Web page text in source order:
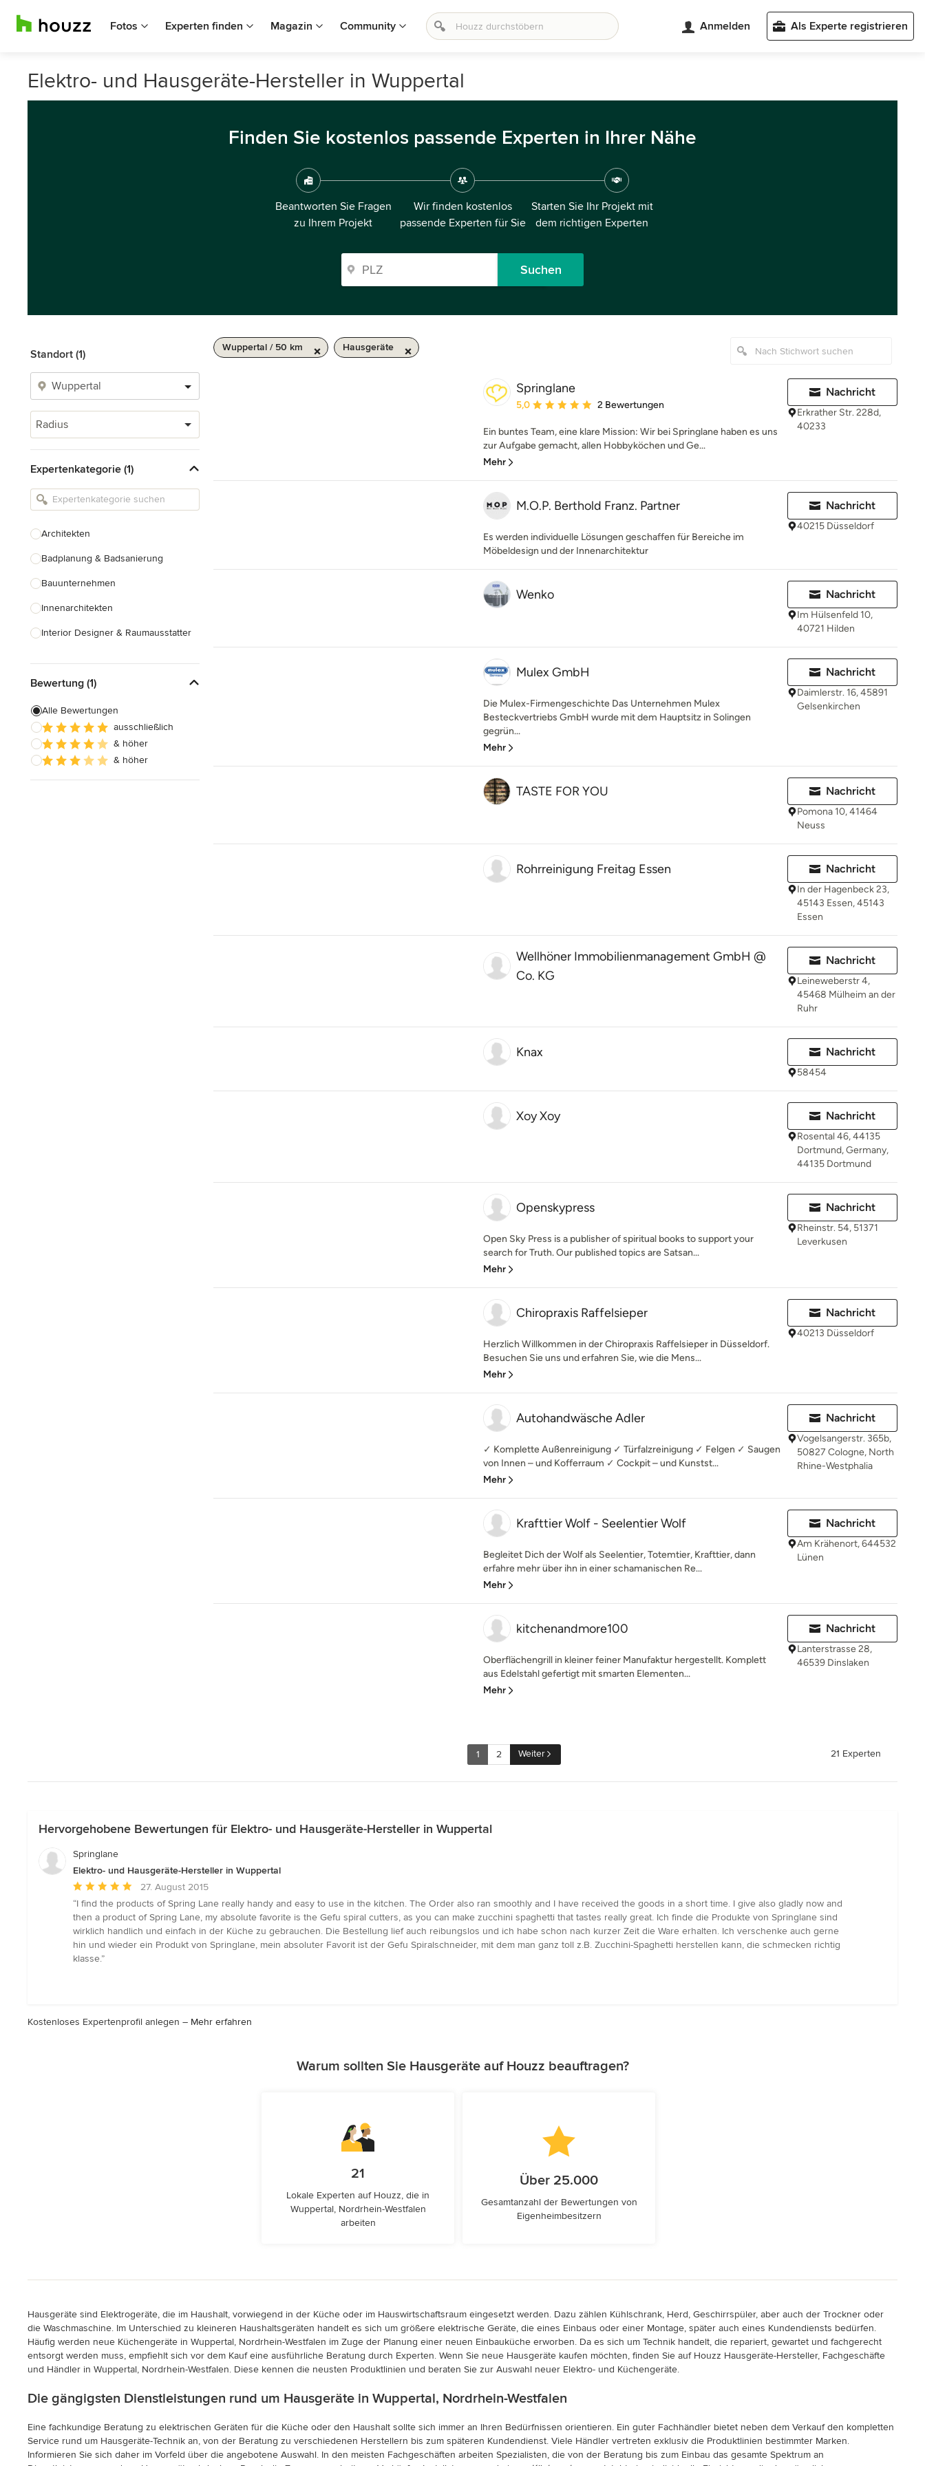
Fotos Experten finden Magazin Community Anmelden Als Experte registrieren
Elektro- und Hausgeräte-Hersteller in Wuppertal
Finden Sie kostenlos passende Experten in Ihrer Nähe
Beantworten Sie Fragen
zu Ihrem Projekt
Wir finden kostenlos
passende Experten für Sie
Starten Sie Ihr Projekt mit
dem richtigen Experten
Suchen
Standort (1)
Radius
Expertenkategorie (1)
Architekten
Badplanung & Badsanierung
Bauunternehmen
Innenarchitekten
Interior Designer & Raumausstatter
Landschaftsarchitekten
Armaturen & Sanitärbedarf
Beleuchtung
Einbauschränke
Bewertung (1)
Alle Bewertungen
ausschließlich
& höher
& höher
Wuppertal / 50 km Hausgeräte
Springlane
Durchschnittliche Bewertung: 5 von 5 Sternen
5,0 2 Bewertungen
Ein buntes Team, eine klare Mission: Wir bei Springlane haben es uns
zur Aufgabe gemacht, allen Hobbyköchen und Ge...
Mehr
Nachricht
Erkrather Str. 228d,
40233
M.O.P. Berthold Franz. Partner
Es werden individuelle Lösungen geschaffen für Bereiche im
Möbeldesign und der Innenarchitektur
Nachricht
40215 Düsseldorf
Wenko Nachricht
Im Hülsenfeld 10,
40721 Hilden
Mulex GmbH
Die Mulex-Firmengeschichte Das Unternehmen Mulex
Besteckvertriebs GmbH wurde mit dem Hauptsitz in Solingen
gegrün...
Mehr
Nachricht
Daimlerstr. 16, 45891
Gelsenkirchen
TASTE FOR YOU Nachricht
Pomona 10, 41464
Neuss
Rohrreinigung Freitag Essen Nachricht
In der Hagenbeck 23,
45143 Essen, 45143
Essen
Wellhöner Immobilienmanagement GmbH @
Co. KG
Nachricht
Leineweberstr 4,
45468 Mülheim an der
Ruhr
Knax Nachricht
58454
Xoy Xoy Nachricht
Rosental 46, 44135
Dortmund, Germany,
44135 Dortmund
Openskypress
Open Sky Press is a publisher of spiritual books to support your
search for Truth. Our published topics are Satsan...
Mehr
Nachricht
Rheinstr. 54, 51371
Leverkusen
Chiropraxis Raffelsieper
Herzlich Willkommen in der Chiropraxis Raffelsieper in Düsseldorf.
Besuchen Sie uns und erfahren Sie, wie die Mens...
Mehr
Nachricht
40213 Düsseldorf
Autohandwäsche Adler
✓ Komplette Außenreinigung ✓ Türfalzreinigung ✓ Felgen ✓ Saugen
von Innen – und Kofferraum ✓ Cockpit – und Kunstst...
Mehr
Nachricht
Vogelsangerstr. 365b,
50827 Cologne, North
Rhine-Westphalia
Krafttier Wolf - Seelentier Wolf
Begleitet Dich der Wolf als Seelentier, Totemtier, Krafttier, dann
erfahre mehr über ihn in einer schamanischen Re...
Mehr
Nachricht
Am Krähenort, 644532
Lünen
kitchenandmore100
Oberflächengrill in kleiner feiner Manufaktur hergestellt. Komplett
aus Edelstahl gefertigt mit smarten Elementen...
Mehr
Nachricht
Lanterstrasse 28,
46539 Dinslaken
1 2 Weiter 21 Experten
Hervorgehobene Bewertungen für Elektro- und Hausgeräte-Hersteller in Wuppertal
Springlane
Elektro- und Hausgeräte-Hersteller in Wuppertal
Durchschnittliche
Bewertung:
5
von
5
Sternen
27. August 2015
“I find the products of Spring Lane really handy and easy to use in the kitchen. The Order also ran smoothly and I have received the goods in a short time. I give also gladly now and
then a product of Spring Lane, my absolute favorite is the Gefu spiral cutters, as you can make zucchini spaghetti that tastes really great. Ich finde die Produkte von Springlane sind
wirklich handlich und einfach in der Küche zu gebrauchen. Die Bestellung lief auch reibungslos und ich habe schon nach kurzer Zeit die Ware erhalten. Ich verschenke auch gerne
hin und wieder ein Produkt von Springlane, mein absoluter Favorit ist der Gefu Spiralschneider, mit dem man ganz toll z.B. Zucchini-Spaghetti herstellen kann, die schmecken richtig
klasse.”
Kostenloses Expertenprofil anlegen – Mehr erfahren
Warum sollten Sie Hausgeräte auf Houzz beauftragen?
21
Lokale Experten auf Houzz, die in
Wuppertal, Nordrhein-Westfalen
arbeiten
Über 25.000
Gesamtanzahl der Bewertungen von
Eigenheimbesitzern
Hausgeräte sind Elektrogeräte, die im Haushalt, vorwiegend in der Küche oder im Hauswirtschaftsraum eingesetzt werden. Dazu zählen Kühlschrank, Herd, Geschirrspüler, aber auch der Trockner oder
die Waschmaschine. Im Unterschied zu kleineren Haushaltsgeräten handelt es sich um größere elektrische Geräte, die eines Einbaus oder einer Montage, später auch eines Kundendiensts bedürfen.
Häufig werden neue Küchengeräte in Wuppertal, Nordrhein-Westfalen im Zuge der Planung einer neuen Einbauküche erworben. Da es sich um Technik handelt, die repariert, gewartet und fachgerecht
entsorgt werden muss, empfiehlt sich vor dem Kauf eine ausführliche Beratung durch Experten. Wenn Sie neue Hausgeräte kaufen möchten, finden Sie auf Houzz Hausgeräte-Hersteller, Fachgeschäfte
und Händler in Wuppertal, Nordrhein-Westfalen. Diese kennen die neusten Produktlinien und beraten Sie zur Auswahl neuer Elektro- und Küchengeräte.
Die gängigsten Dienstleistungen rund um Hausgeräte in Wuppertal, Nordrhein-Westfalen
Eine fachkundige Beratung zu elektrischen Geräten für die Küche oder den Haushalt sollte sich immer an Ihren Bedürfnissen orientieren. Ein guter Fachhändler bietet neben dem Verkauf den kompletten
Service rund um Hausgeräte-Technik an, von der Beratung zu verschiedenen Herstellern bis zum späteren Kundendienst. Viele Händler vertreten exklusiv die Produktlinien bestimmter Marken.
Informieren Sie sich daher im Vorfeld über die angebotene Auswahl. In den meisten Fachgeschäften arbeiten Spezialisten, die von der Beratung bis zum Einbau das gesamte Spektrum an